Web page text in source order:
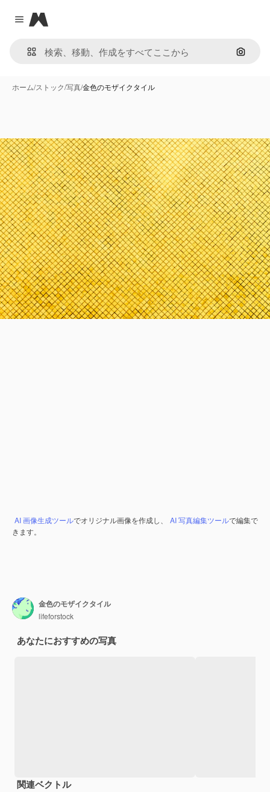
Close menu
Magnific
画像で
ホーム/ストック/写真/金色のモザイクタイル
AI 画像生成ツールでオリジナル画像を作成し、 AI 写真編集ツールで編集で
きます。
金色のモザイクタイル
lifeforstock
あなたにおすすめの写真
関連ベクトル